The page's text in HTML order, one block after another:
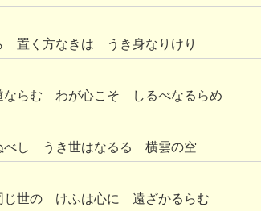
置く方なきは うき身なりけり
らむ わが心こそ しるべなるらめ
し うき世はなるる 横雲の空
世の けふは心に 遠ざかるらむ